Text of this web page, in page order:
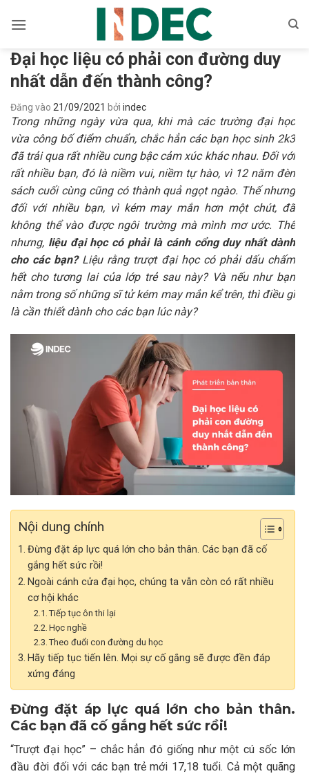
qua
dungĐại học liệu có phải con đường duy
nhất dẫn đến thành công?
Đăng vào 21/09/2021 bởi indec
Trong những ngày vừa qua, khi mà các trường đại học
vừa công bố điểm chuẩn, chắc hẳn các bạn học sinh 2k3
đã trải qua rất nhiều cung bậc cảm xúc khác nhau. Đối với
rất nhiều bạn, đó là niềm vui, niềm tự hào, vì 12 năm đèn
sách cuối cùng cũng có thành quả ngọt ngào. Thế nhưng
đối với nhiều bạn, vì kém may mắn hơn một chút, đã
không thể vào được ngôi trường mà mình mơ ước. Thế
nhưng, liệu đại học có phải là cánh cổng duy nhất dành
cho các bạn?Liệu rằng trượt đại học có phải dấu chấm
hết cho tương lai của lớp trẻ sau này? Và nếu như bạn
nằm trong số những sĩ tử kém may mắn kể trên, thì điều gì
là cần thiết dành cho các bạn lúc này?
Nội dung chính
Đừng đặt áp lực quá lớn cho bản thân. Các bạn đã cố
gắng hết sức rồi!
Ngoài cánh cửa đại học, chúng ta vẫn còn có rất nhiều
cơ hội khác
Tiếp tục ôn thi lại
Học nghề
Theo đuổi con đường du học
Hãy tiếp tục tiến lên. Mọi sự cố gắng sẽ được đền đáp
xứng đáng
Đừng đặt áp lực quá lớn cho bản thân.
Các bạn đã cố gắng hết sức rồi!
“Trượt đại học” – chắc hẳn đó giống như một cú sốc lớn
đầu đời đối với các bạn trẻ mới 17,18 tuổi. Cả một quãng